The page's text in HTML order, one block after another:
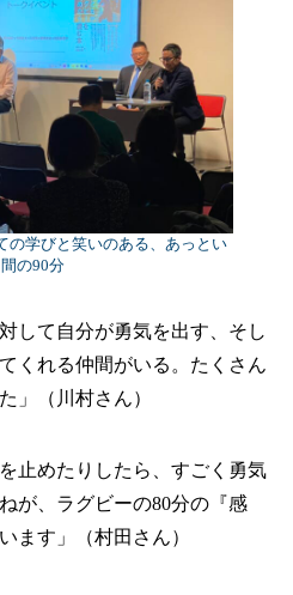
の学びと笑いのある、あっとい
間の90分
して自分が勇気を出す、そし
くれる仲間がいる。たくさん
」（川村さん）
止めたりしたら、すごく勇気
が、ラグビーの80分の『感
ます」（村田さん）